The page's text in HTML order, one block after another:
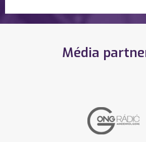
Média